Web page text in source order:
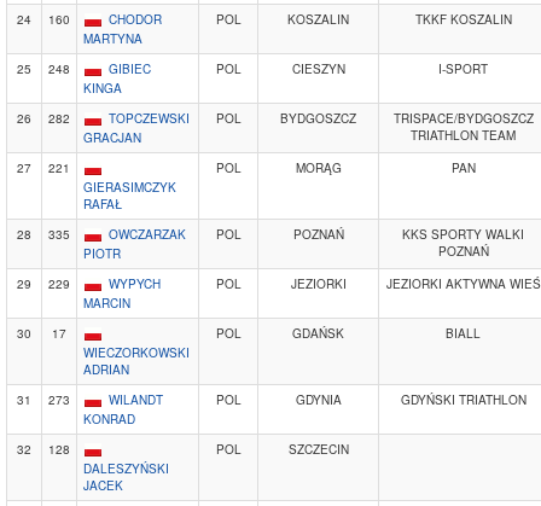
24 160
CHODOR
MARTYNA
POL KOSZALIN TKKF KOSZALIN
25 248
GIBIEC
KINGA
POL CIESZYN I-SPORT
26 282
TOPCZEWSKI
GRACJAN
POL BYDGOSZCZ
TRISPACE/BYDGOSZCZ
TRIATHLON TEAM
27
221
GIERASIMCZYK
RAFAŁ
POL MORĄG PAN
28 335
OWCZARZAK
PIOTR
POL POZNAŃ
KKS SPORTY WALKI
POZNAŃ
29
229
WYPYCH
MARCIN
POL JEZIORKI JEZIORKI AKTYWNA WIEŚ
30
17
WIECZORKOWSKI
ADRIAN
POL GDAŃSK BIALL
31 273
WILANDT
KONRAD
POL GDYNIA GDYŃSKI TRIATHLON
32
128
DALESZYŃSKI
JACEK
POL SZCZECIN